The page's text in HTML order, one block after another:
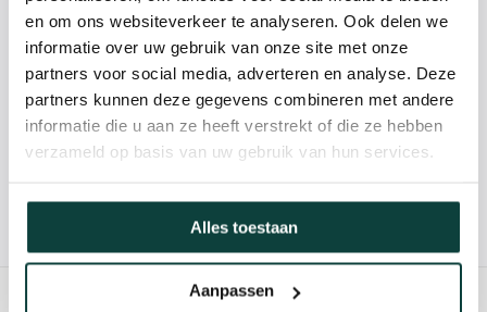
en om ons websiteverkeer te analyseren. Ook delen we
informatie over uw gebruik van onze site met onze
partners voor social media, adverteren en analyse. Deze
partners kunnen deze gegevens combineren met andere
informatie die u aan ze heeft verstrekt of die ze hebben
verzameld op basis van uw gebruik van hun services.
Alles toestaan
Aanpassen
Kunnen we je helpen?
085-2121757
info@heebra.com
Hovenier of klusbedrijf? Neem contact met ons op voor